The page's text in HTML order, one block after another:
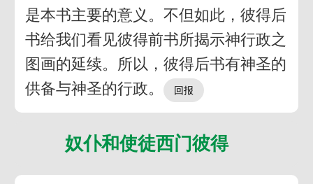
是本书主要的意义。不但如此，彼得后
书给我们看见彼得前书所揭示神行政之
图画的延续。所以，彼得后书有神圣的
供备与神圣的行政。
奴仆和使徒西门彼得